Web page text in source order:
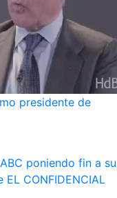
presidente de
poniendo fin a su
CONFIDENCIAL